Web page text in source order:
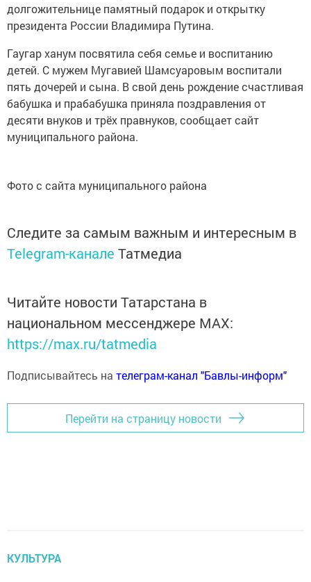
долгожительнице памятный подарок и открытку
президента России Владимира Путина.
Гаугар ханум посвятила себя семье и воспитанию
детей. С мужем Мугавией Шамсуаровым воспитали
пять дочерей и сына. В свой день рождение счастливая
бабушка и прабабушка приняла поздравления от
десяти внуков и трёх правнуков, сообщает сайт
муниципального района.
Фото с сайта муниципального района
Следите за самым важным и интересным в
Telegram-канале Татмедиа
Читайте новости Татарстана в
национальном мессенджере MАХ:
https://max.ru/tatmedia
Подписывайтесь на телеграм-канал "Бавлы-информ"
Перейти на страницу новости
КУЛЬТУРА